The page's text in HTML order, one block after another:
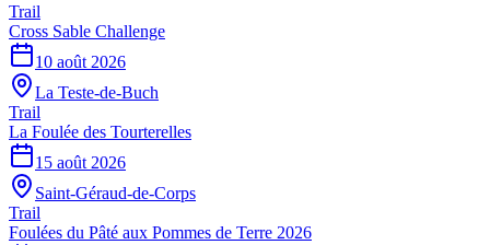
Trail
Cross Sable Challenge
10 août 2026
La Teste-de-Buch
Trail
La Foulée des Tourterelles
15 août 2026
Saint-Géraud-de-Corps
Trail
Foulées du Pâté aux Pommes de Terre 2026